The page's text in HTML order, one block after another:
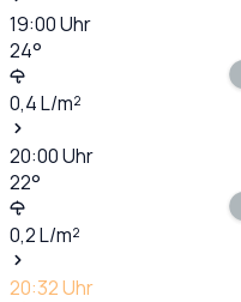
19:00Uhr
24°
0,4L/m²
20:00Uhr
22°
0,2L/m²
20:32Uhr